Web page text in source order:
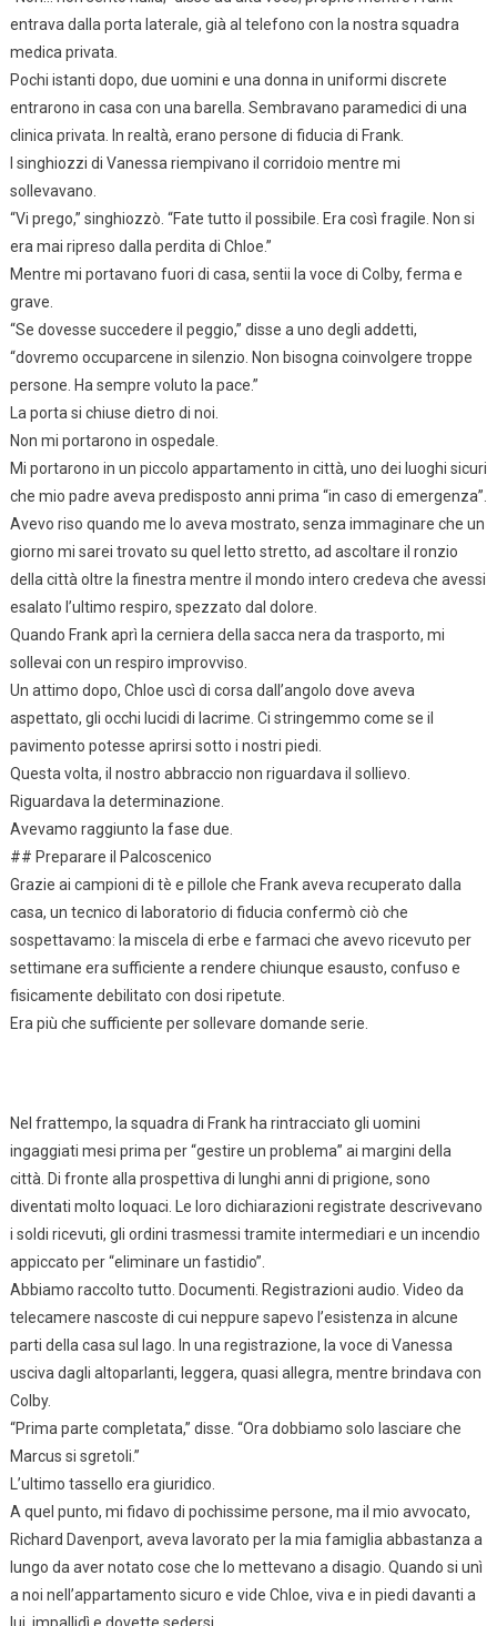
entrava dalla porta laterale, già al telefono con la nostra squadra
medica privata.
Pochi istanti dopo, due uomini e una donna in uniformi discrete
entrarono in casa con una barella. Sembravano paramedici di una
clinica privata. In realtà, erano persone di fiducia di Frank.
I singhiozzi di Vanessa riempivano il corridoio mentre mi
sollevavano.
“Vi prego,” singhiozzò. “Fate tutto il possibile. Era così fragile. Non si
era mai ripreso dalla perdita di Chloe.”
Mentre mi portavano fuori di casa, sentii la voce di Colby, ferma e
grave.
“Se dovesse succedere il peggio,” disse a uno degli addetti,
“dovremo occuparcene in silenzio. Non bisogna coinvolgere troppe
persone. Ha sempre voluto la pace.”
La porta si chiuse dietro di noi.
Non mi portarono in ospedale.
Mi portarono in un piccolo appartamento in città, uno dei luoghi sicuri
che mio padre aveva predisposto anni prima “in caso di emergenza”.
Avevo riso quando me lo aveva mostrato, senza immaginare che un
giorno mi sarei trovato su quel letto stretto, ad ascoltare il ronzio
della città oltre la finestra mentre il mondo intero credeva che avessi
esalato l’ultimo respiro, spezzato dal dolore.
Quando Frank aprì la cerniera della sacca nera da trasporto, mi
sollevai con un respiro improvviso.
Un attimo dopo, Chloe uscì di corsa dall’angolo dove aveva
aspettato, gli occhi lucidi di lacrime. Ci stringemmo come se il
pavimento potesse aprirsi sotto i nostri piedi.
Questa volta, il nostro abbraccio non riguardava il sollievo.
Riguardava la determinazione.
Avevamo raggiunto la fase due.
## Preparare il Palcoscenico
Grazie ai campioni di tè e pillole che Frank aveva recuperato dalla
casa, un tecnico di laboratorio di fiducia confermò ciò che
sospettavamo: la miscela di erbe e farmaci che avevo ricevuto per
settimane era sufficiente a rendere chiunque esausto, confuso e
fisicamente debilitato con dosi ripetute.
Era più che sufficiente per sollevare domande serie.
Nel frattempo, la squadra di Frank ha rintracciato gli uomini
ingaggiati mesi prima per “gestire un problema” ai margini della
città. Di fronte alla prospettiva di lunghi anni di prigione, sono
diventati molto loquaci. Le loro dichiarazioni registrate descrivevano
i soldi ricevuti, gli ordini trasmessi tramite intermediari e un incendio
appiccato per “eliminare un fastidio”.
Abbiamo raccolto tutto. Documenti. Registrazioni audio. Video da
telecamere nascoste di cui neppure sapevo l’esistenza in alcune
parti della casa sul lago. In una registrazione, la voce di Vanessa
usciva dagli altoparlanti, leggera, quasi allegra, mentre brindava con
Colby.
“Prima parte completata,” disse. “Ora dobbiamo solo lasciare che
Marcus si sgretoli.”
L’ultimo tassello era giuridico.
A quel punto, mi fidavo di pochissime persone, ma il mio avvocato,
Richard Davenport, aveva lavorato per la mia famiglia abbastanza a
lungo da aver notato cose che lo mettevano a disagio. Quando si unì
a noi nell’appartamento sicuro e vide Chloe, viva e in piedi davanti a
lui, impallidì e dovette sedersi.